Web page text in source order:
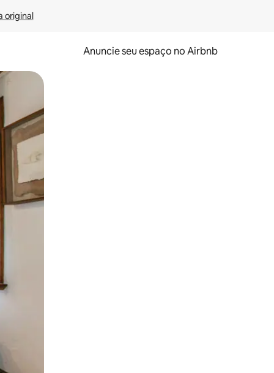
original
Anuncie seu espaço no Airbnb
o dedo na tela.